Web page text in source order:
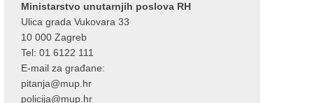
Ministarstvo unutarnjih poslova RH
Ulica grada Vukovara 33
10 000 Zagreb
Tel: 01 6122 111
E-mail za građane:
pitanja@mup.hr
policija@mup.hr